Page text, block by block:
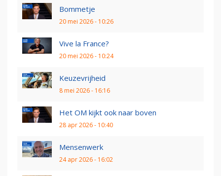
Bommetje
20 mei 2026 - 10:26
Vive la France?
20 mei 2026 - 10:24
Keuzevrijheid
8 mei 2026 - 16:16
Het OM kijkt ook naar boven
28 apr 2026 - 10:40
Mensenwerk
24 apr 2026 - 16:02